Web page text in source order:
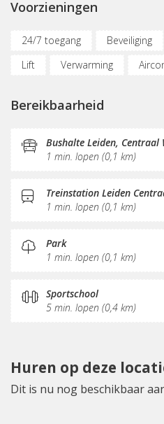
Voorzieningen
24/7 toegang Beveiliging
Lift
Verwarming
Fietsenstalling
Vergaderplekken
Glasvezel
Printservice
Sociaal hart
Koffie/thee
Pantry
Receptie
Bereikbaarheid
Bushalte Leiden, Centraal
1 min. lopen (0,1 km)
Treinstation Leiden
1 min. lopen (0,1 km)
Park
1 min. lopen (0,1 km)
Sportschool
5 min. lopen (0,4 km)
Huren op deze
Dit is nu nog beschikbaar